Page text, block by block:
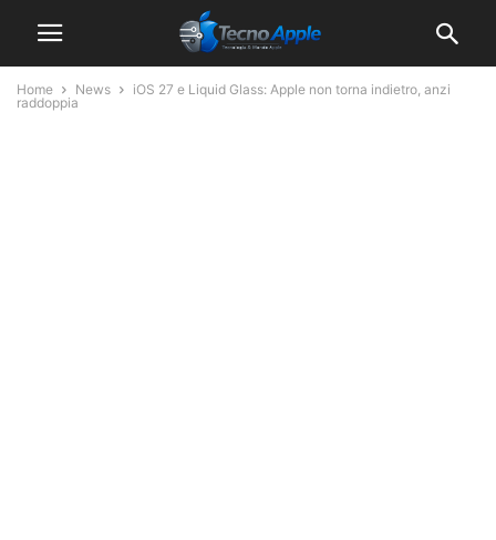
Home News
iOS 27 e Liquid Glass: Apple non torna indietro, anzi
raddoppia